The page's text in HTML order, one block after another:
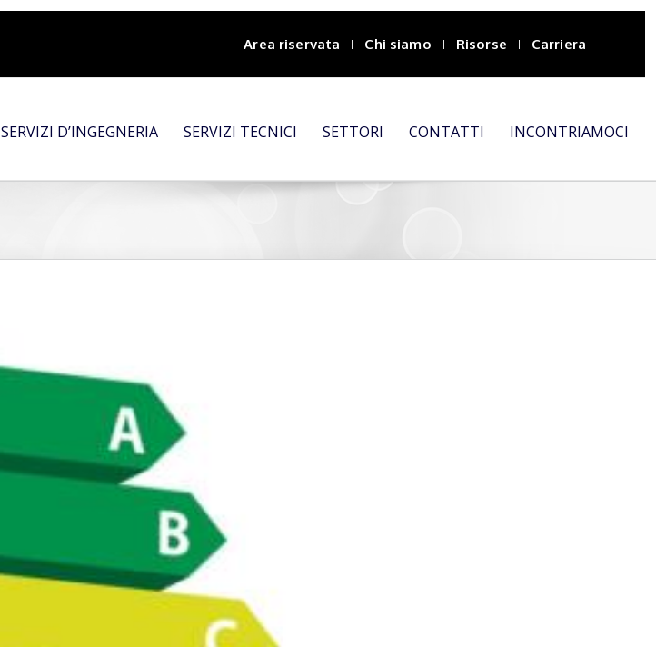
Area riservata Chi siamo Risorse Carriera
SERVIZI D’INGEGNERIA SERVIZI TECNICI SETTORI CONTATTI INCONTRIAMOCI